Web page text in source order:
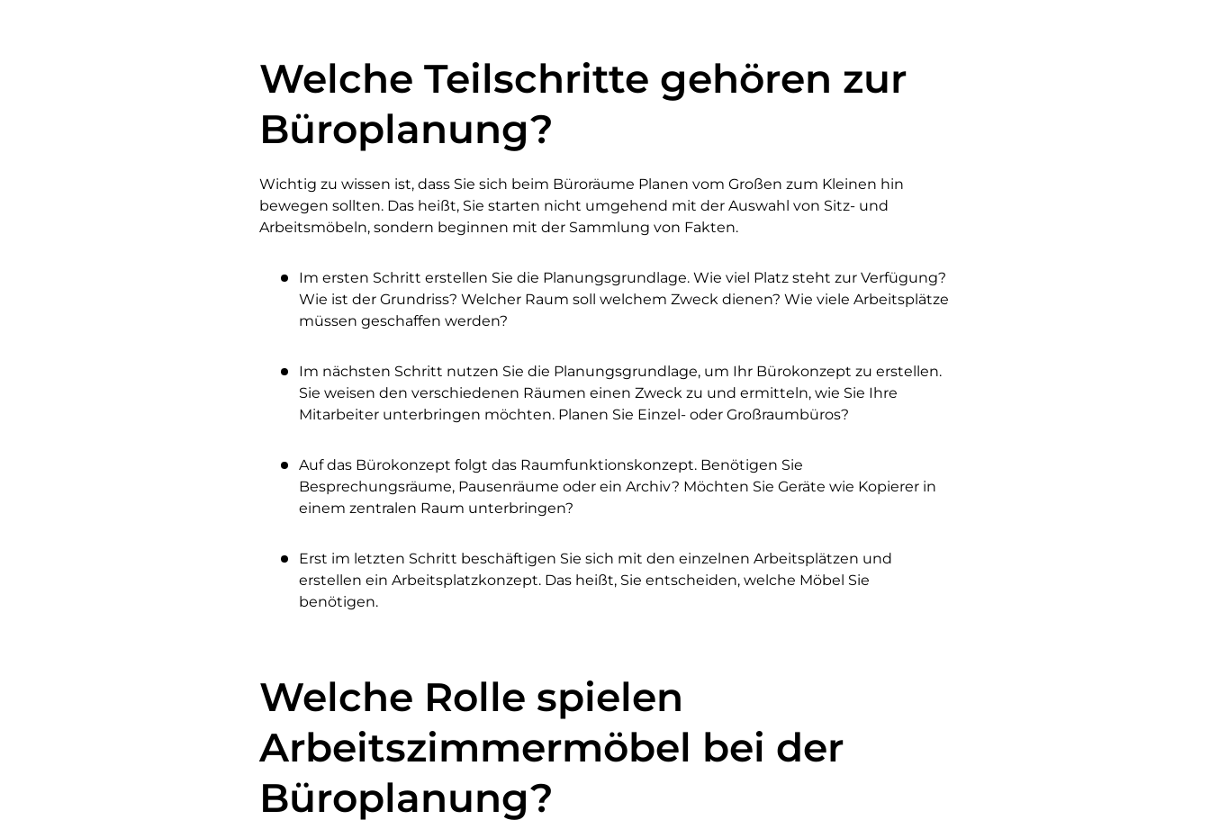
Welche Teilschritte gehören zur
Büroplanung?
Wichtig zu wissen ist, dass Sie sich beim Büroräume Planen vom Großen zum Kleinen hin
bewegen sollten. Das heißt, Sie starten nicht umgehend mit der Auswahl von Sitz- und
Arbeitsmöbeln, sondern beginnen mit der Sammlung von Fakten.
Im ersten Schritt erstellen Sie die Planungsgrundlage. Wie viel Platz steht zur Verfügung?
Wie ist der Grundriss? Welcher Raum soll welchem Zweck dienen? Wie viele Arbeitsplätze
müssen geschaffen werden?
Im nächsten Schritt nutzen Sie die Planungsgrundlage, um Ihr Bürokonzept zu erstellen.
Sie weisen den verschiedenen Räumen einen Zweck zu und ermitteln, wie Sie Ihre
Mitarbeiter unterbringen möchten. Planen Sie Einzel- oder Großraumbüros?
Auf das Bürokonzept folgt das Raumfunktionskonzept. Benötigen Sie
Besprechungsräume, Pausenräume oder ein Archiv? Möchten Sie Geräte wie Kopierer in
einem zentralen Raum unterbringen?
Erst im letzten Schritt beschäftigen Sie sich mit den einzelnen Arbeitsplätzen und
erstellen ein Arbeitsplatzkonzept. Das heißt, Sie entscheiden, welche Möbel Sie
benötigen.
Welche Rolle spielen
Arbeitszimmermöbel bei der
Büroplanung?